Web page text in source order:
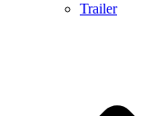
Trailer